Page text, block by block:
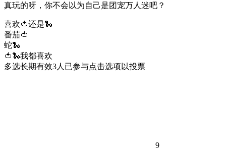
真玩的呀，你不会以为自己是团宠万人迷吧？
喜欢🍅还是🐍
番茄🍅
蛇🐍
🍅🐍我都喜欢
多选长期有效3人已参与点击选项以投票
9